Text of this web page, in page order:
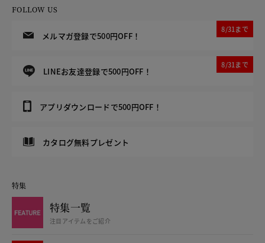
FOLLOW US
メルマガ登録で500円OFF！
8/31まで
LINEお友達登録で500円OFF！
8/31まで
アプリダウンロードで500円OFF！
カタログ無料プレゼント
特集
特集一覧
注目アイテムをご紹介